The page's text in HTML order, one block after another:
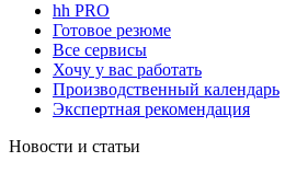
hh PRO
Готовое резюме
Все сервисы
Хочу у вас работать
Производственный календарь
Экспертная рекомендация
Новости и статьи